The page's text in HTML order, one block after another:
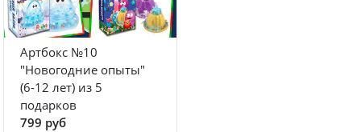
Артбокс №10
"Новогодние опыты"
(6-12 лет) из 5
подарков
799 руб